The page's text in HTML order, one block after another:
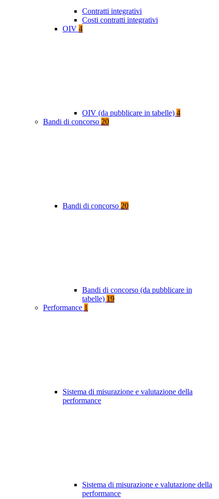
Contratti integrativi
Costi contratti integrativi
OIV 4
OIV (da pubblicare in tabelle) 4
Bandi di concorso 20
Bandi di concorso 20
Bandi di concorso (da pubblicare in
tabelle) 19
Performance 1
Sistema di misurazione e valutazione della
performance
Sistema di misurazione e valutazione della
performance